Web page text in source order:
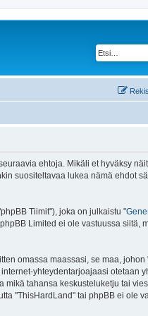
ehtoja. Mikäli et hyväksy
suositeltavaa lukea nämä ehdot
Tiimit"), joka on julkaistu "
Limited ei ole vastuussa siitä,
omassa maassasi, se maa,
yhteydentarjoajaasi otetaan
mikä tahansa keskusteluketju tai
"ThisHardLand" tai phpBB ei ole